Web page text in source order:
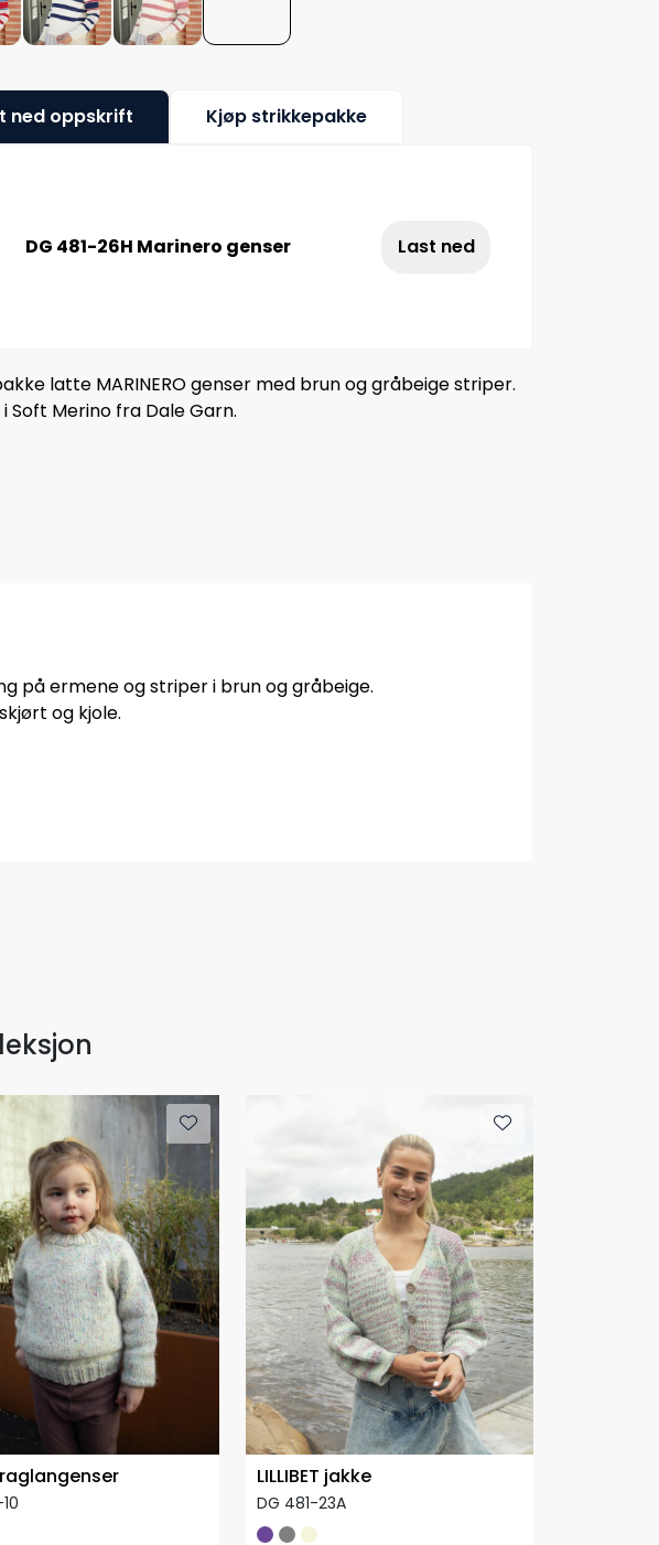
ned oppskrift Kjøp strikkepakke
DG 481-26H Marinero genser Last ned
latte MARINERO genser med brun og gråbeige striper.
Soft Merino fra Dale Garn.
på ermene og striper i brun og gråbeige.
og kjole.
raglangenser LILLIBET jakke
DG 481-23A